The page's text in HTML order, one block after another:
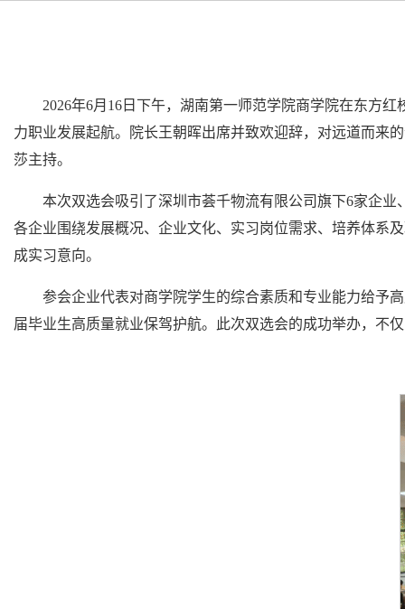
2026年6月16日下午，湖南第一师范学院商学院在东方
力职业发展起航。院长王朝晖出席并致欢迎辞，对远道而来
莎主持。
本次双选会吸引了深圳市荟千物流有限公司旗下6家企
各企业围绕发展概况、企业文化、实习岗位需求、培养体系
成实习意向。
参会企业代表对商学院学生的综合素质和专业能力给予
届毕业生高质量就业保驾护航。此次双选会的成功举办，不